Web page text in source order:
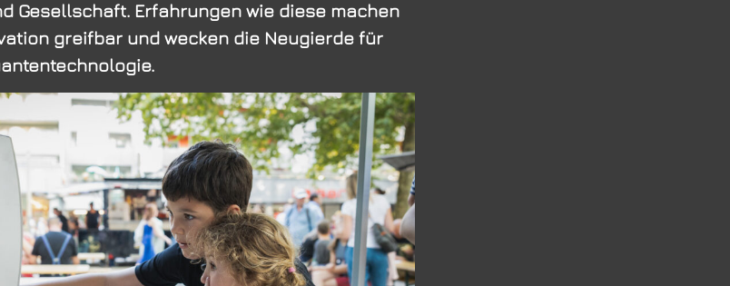
Gesellschaft. Erfahrungen wie diese machen
greifbar und wecken die Neugierde für